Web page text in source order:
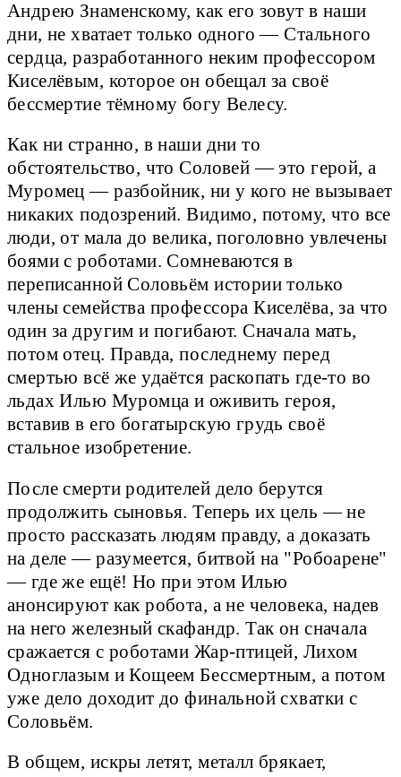
Андрею Знаменскому, как его зовут в наши
дни, не хватает только одного — Стального
сердца, разработанного неким профессором
Киселёвым, которое он обещал за своё
бессмертие тёмному богу Велесу.
Как ни странно, в наши дни то
обстоятельство, что Соловей — это герой, а
Муромец — разбойник, ни у кого не вызывает
никаких подозрений. Видимо, потому, что все
люди, от мала до велика, поголовно увлечены
боями с роботами. Сомневаются в
переписанной Соловьём истории только
члены семейства профессора Киселёва, за что
один за другим и погибают. Сначала мать,
потом отец. Правда, последнему перед
смертью всё же удаётся раскопать где-то во
льдах Илью Муромца и оживить героя,
вставив в его богатырскую грудь своё
стальное изобретение.
После смерти родителей дело берутся
продолжить сыновья. Теперь их цель — не
просто рассказать людям правду, а доказать
на деле — разумеется, битвой на "Робоарене"
— где же ещё! Но при этом Илью
анонсируют как робота, а не человека, надев
на него железный скафандр. Так он сначала
сражается с роботами Жар-птицей, Лихом
Одноглазым и Кощеем Бессмертным, а потом
уже дело доходит до финальной схватки с
Соловьём.
В общем, искры летят, металл брякает,